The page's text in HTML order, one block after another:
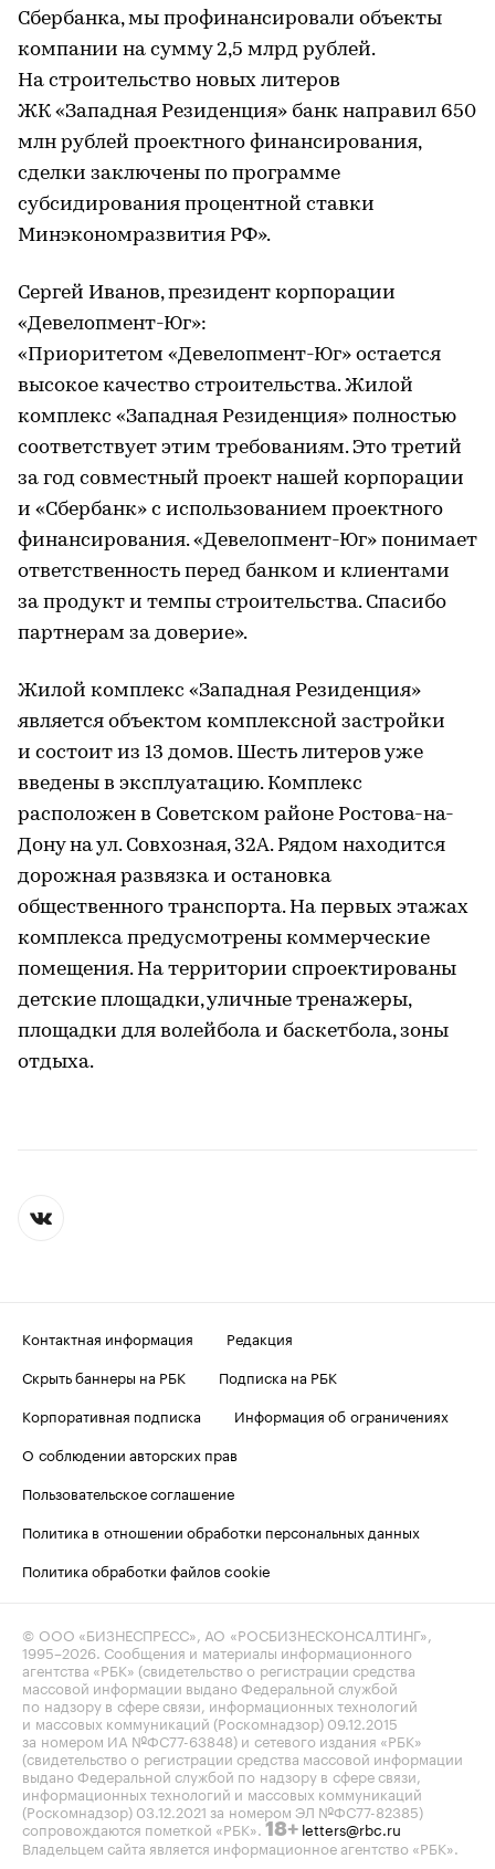
Сбербанка, мы профинансировали объекты
компании на сумму 2,5 млрд рублей.
На строительство новых литеров
ЖК «Западная Резиденция» банк направил 650
млн рублей проектного финансирования,
сделки заключены по программе
субсидирования процентной ставки
Минэкономразвития РФ».
Cергей Иванов, президент корпорации
«Девелопмент-Юг»:
«Приоритетом «Девелопмент-Юг» остается
высокое качество строительства. Жилой
комплекс «Западная Резиденция» полностью
соответствует этим требованиям. Это третий
за год совместный проект нашей корпорации
и «Сбербанк» с использованием проектного
финансирования. «Девелопмент-Юг» понимает
ответственность перед банком и клиентами
за продукт и темпы строительства. Спасибо
партнерам за доверие».
Жилой комплекс «Западная Резиденция»
является объектом комплексной застройки
и состоит из 13 домов. Шесть литеров уже
введены в эксплуатацию. Комплекс
расположен в Советском районе Ростова-на-
Дону на ул. Совхозная, 32А. Рядом находится
дорожная развязка и остановка
общественного транспорта. На первых этажах
комплекса предусмотрены коммерческие
помещения. На территории спроектированы
детские площадки, уличные тренажеры,
площадки для волейбола и баскетбола, зоны
отдыха.
Контактная информация
Редакция
Скрыть баннеры на РБК
Подписка на РБК
Корпоративная подписка
Информация об ограничениях
О соблюдении авторских прав
Пользовательское соглашение
Политика в отношении обработки персональных данных
Политика обработки файлов cookie
© ООО «БИЗНЕСПРЕСС», АО «РОСБИЗНЕСКОНСАЛТИНГ»,
1995–2026 . Сообщения и материалы информационного
агентства «РБК» (свидетельство о регистрации средства
массовой информации выдано Федеральной службой
по надзору в сфере связи, информационных технологий
и массовых коммуникаций (Роскомнадзор) 09.12.2015
за номером ИА №ФС77-63848) и сетевого издания «РБК»
(свидетельство о регистрации средства массовой информации
выдано Федеральной службой по надзору в сфере связи,
информационных технологий и массовых коммуникаций
(Роскомнадзор) 03.12.2021 за номером ЭЛ №ФС77-82385)
сопровождаются пометкой «РБК». 18+ letters@rbc.ru
Владельцем сайта является информационное агентство «РБК».